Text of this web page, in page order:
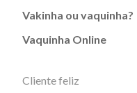
Vakinha ou vaquinha?
Vaquinha Online
Cliente feliz